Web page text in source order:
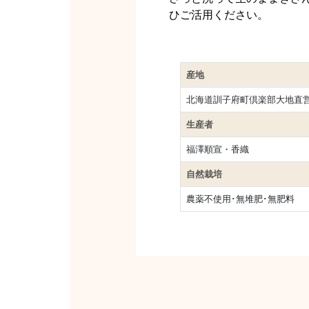
ひご活用ください。
産地
北海道訓子府町倶楽部大地直
生産者
福澤順宣・香織
自然栽培
農薬不使用･無堆肥･無肥料